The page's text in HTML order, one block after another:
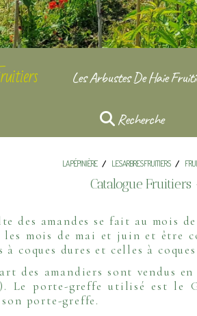
Les Arbustes De Haie
Recherche
LA PÉPINIÈRE LES ARBRES FRUITIERS
Catalogue
des amandes se fait au mois
mois de mai et juin et être
à coques dures et celles à
des amandiers sont vendus
Le porte-greffe utilisé est le
porte-greffe.